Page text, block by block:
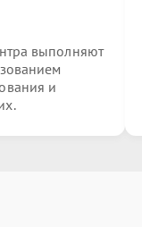
выполняют
и